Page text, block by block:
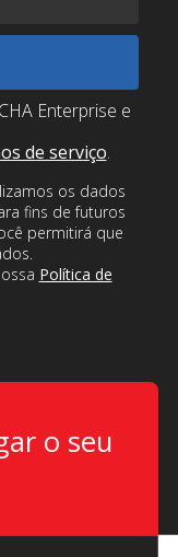
Enterprise e
de serviço.
os dados
fins de futuros
permitirá que
Política de
o seu